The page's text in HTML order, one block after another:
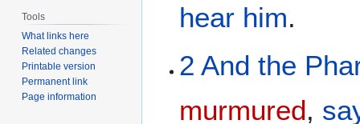
hear him.
2 And the
murmured,
Tools
What links here
Related changes
Printable version
Permanent link
Page information